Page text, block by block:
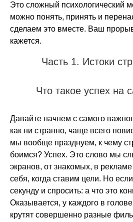
Это сложный психологический
можно понять, принять и
сделаем это вместе. Ваш
кажется.
Часть 1. Истоки
Что такое успех на
Давайте начнем с самого
как ни странно, чаще всего
мы вообще празднуем, к чему
боимся? Успех. Это слово мы
экранов, от знакомых, в
себя, когда ставим цели. Но
секунду и спросить: а что это
Оказывается, у каждого в
крутят совершенно разные